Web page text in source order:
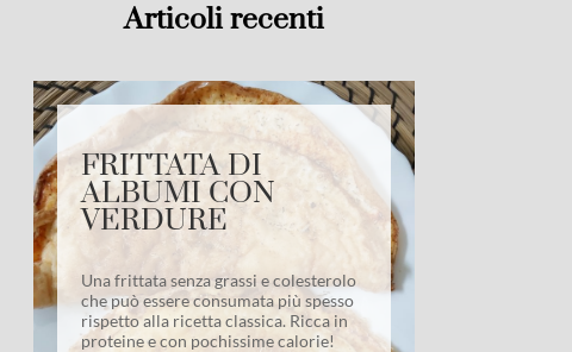
Articoli recenti
FRITTATA DI
ALBUMI CON
VERDURE
Una frittata senza grassi e colesterolo
che può essere consumata più spesso
rispetto alla ricetta classica. Ricca in
proteine e con pochissime calorie!